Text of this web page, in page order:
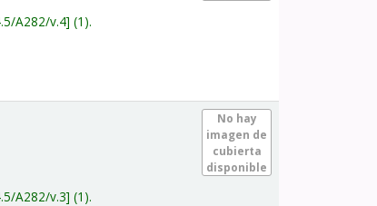
A282/v.4 (1).
No hay
imagen de
cubierta
disponible
A282/v.3 (1).